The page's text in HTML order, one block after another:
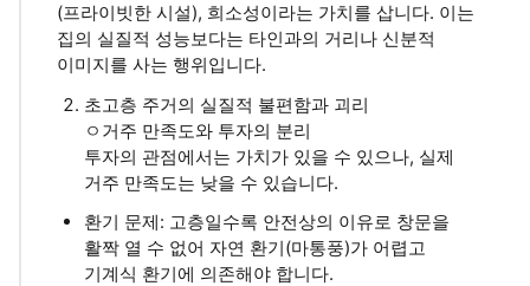
(프라이빗한 시설), 희소성이라는 가치를 삽니다. 이는
집의 실질적 성능보다는 타인과의 거리나 신분적
이미지를 사는 행위입니다.
초고층 주거의 실질적 불편함과 괴리
ㅇ거주 만족도와 투자의 분리
투자의 관점에서는 가치가 있을 수 있으나, 실제
거주 만족도는 낮을 수 있습니다.
환기 문제: 고층일수록 안전상의 이유로 창문을
활짝 열 수 없어 자연 환기(마통풍)가 어렵고
기계식 환기에 의존해야 합니다.